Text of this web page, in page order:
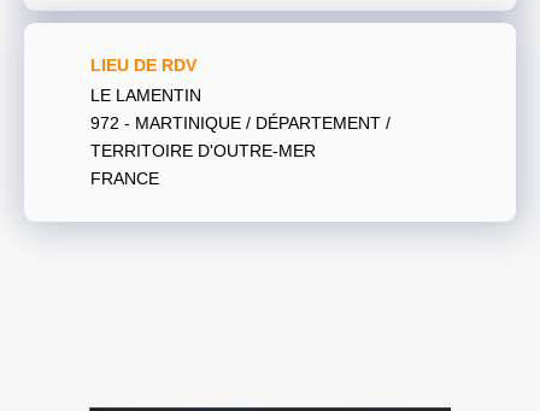
LIEU DE RDV
LE LAMENTIN
972 - MARTINIQUE / DÉPARTEMENT /
TERRITOIRE D'OUTRE-MER
FRANCE